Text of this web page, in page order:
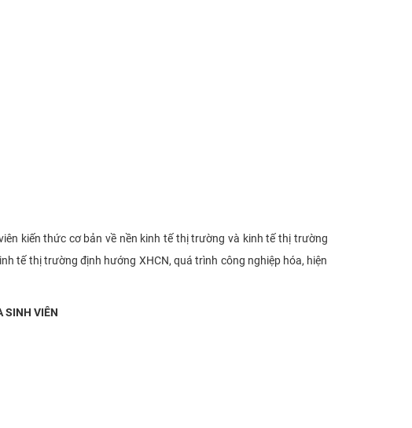
thức cơ bản về nền kinh tế thị trường và kinh tế thị trường
tế thị trường định hướng XHCN, quá trình công nghiệp hóa, hiện
SINH VIÊN